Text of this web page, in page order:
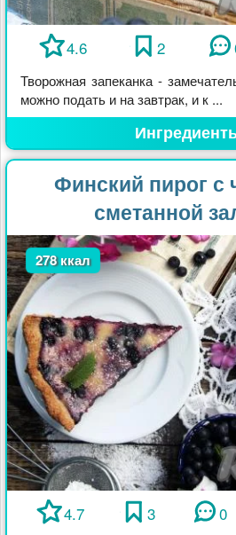
4.6 2
Творожная запеканка -
можно подать и на завтрак, и к ...
Финский пирог с
сметанной
278 ккал
4.7 3 0